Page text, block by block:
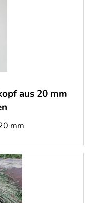
aus 20 mm
mm